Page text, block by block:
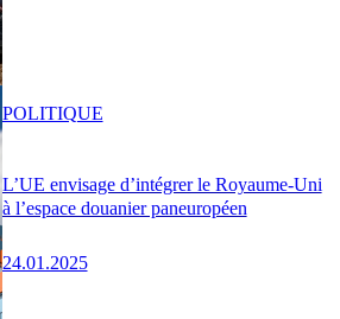
L’UE envisage d’intégrer le Royaume-Uni
à l’espace douanier paneuropéen
24.01.2025
POLITIQUE